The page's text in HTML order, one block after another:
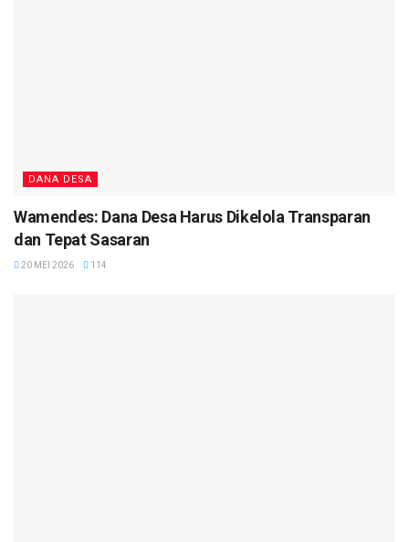
DANA DESA
Wamendes: Dana Desa Harus Dikelola Transparan
dan Tepat Sasaran
20 MEI 2026 114